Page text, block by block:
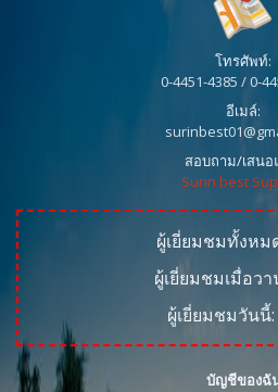
โทรศัพท์:
0-4451-4385 / 0-
อีเมล์:
สอบถาม/เสนอ
Surin best
ผู้เยี่ยมชมทั้งหม
ผู้เยี่ยมชมเมื่อวา
ผู้เยี่ยมชมวันนี้:
บัญชีของฉั